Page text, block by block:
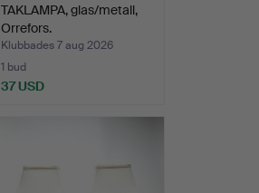
TAKLAMPA, glas/metall,
Orrefors.
Klubbades 7 aug 2026
1 bud
37 USD